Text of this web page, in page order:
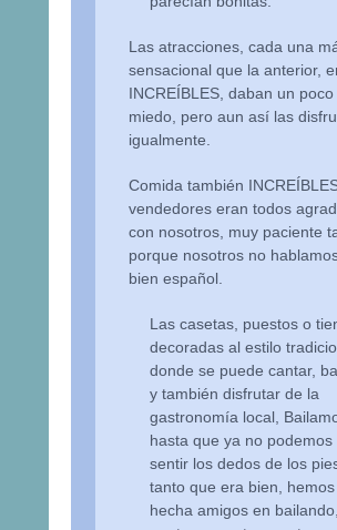
Las atracciones, cada una
sensacional que la anterior,
INCREÍBLES, daban un poco
miedo, pero aun así las
igualmente.
Comida también
vendedores eran todos
con nosotros, muy paciente
porque nosotros no
bien español.
Las casetas, puestos o
decoradas al estilo
donde se puede cantar,
y también disfrutar de la
gastronomía local,
hasta que ya no podemos
sentir los dedos de los
tanto que era bien, hemos
hecha amigos en